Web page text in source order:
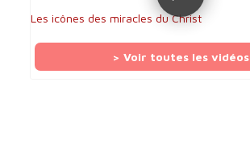
Les icônes des miracles du Christ
> Voir toutes les vidéos